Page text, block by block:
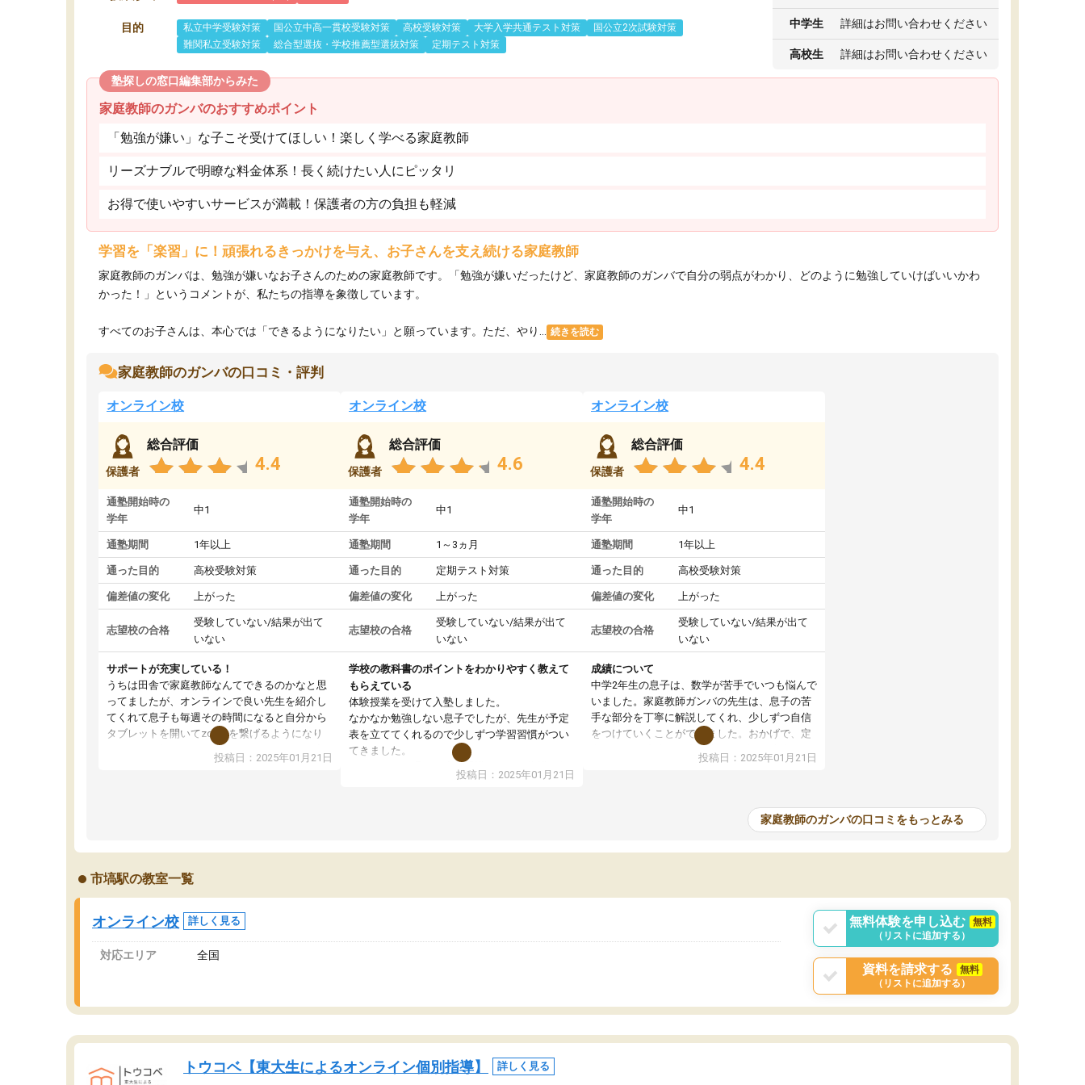
目的 私立中学受験対策 国公立中高一貫校受験対策 高校受験対策 大学入学共通テスト対策
国公立2次試験対策
難関私立受験対策
総合型選抜・学校推薦型選抜対策 定期テスト対策
中学生 詳細はお問い合わせください
高校生 詳細はお問い合わせください
塾探しの窓口編集部からみた
家庭教師のガンバのおすすめポイント
「勉強が嫌い」な子こそ受けてほしい！楽しく学べる家庭教師
リーズナブルで明瞭な料金体系！長く続けたい人にピッタリ
お得で使いやすいサービスが満載！保護者の方の負担も軽減
学習を「楽習」に！頑張れるきっかけを与え、お子さんを支え続ける家庭教師
家庭教師のガンバは、勉強が嫌いなお子さんのための家庭教師です。「勉強が嫌いだったけど、家庭教師のガンバで自分の弱点がわかり、どのように勉強していけばいいかわ
かった！」というコメントが、私たちの指導を象徴しています。
すべてのお子さんは、本心では「できるようになりたい」と願っています。ただ、やり... 続きを読む
家庭教師のガンバの口コミ・評判
オンライン校
保護者
総合評価
4.4
通塾開始時の
学年
中1
通塾期間 1年以上
通った目的 高校受験対策
偏差値の変化 上がった
志望校の合格
受験していない/結果が出て
いない
サポートが充実している！
うちは田舎で家庭教師なんてできるのかなと思
ってましたが、オンラインで良い先生を紹介し
てくれて息子も毎週その時間になると自分から
タブレットを開いてzoomを繋げるようになり
ました！5科目なんでもOKなのもとても気に入
投稿日：2025年01月21日
オンライン校
保護者
総合評価
4.6
通塾開始時の
学年
中1
通塾期間 1～3ヵ月
通った目的 定期テスト対策
偏差値の変化 上がった
志望校の合格
受験していない/結果が出て
いない
学校の教科書のポイントをわかりやすく教えて
もらえている
体験授業を受けて入塾しました。
なかなか勉強しない息子でしたが、先生が予定
表を立ててくれるので少しずつ学習習慣がつい
てきました。
オンラインで週に一度の受講ですが、指導が無
い日も予定表に基づいて勉強したり、LINEでわ
投稿日：2025年01月21日
オンライン校
保護者
総合評価
4.4
通塾開始時の
学年
中1
通塾期間 1年以上
通った目的 高校受験対策
偏差値の変化 上がった
志望校の合格
受験していない/結果が出て
いない
成績について
中学2年生の息子は、数学が苦手でいつも悩んで
いました。家庭教師ガンバの先生は、息子の苦
手な部分を丁寧に解説してくれ、少しずつ自信
をつけていくことができました。おかげで、定
期テストの成績が10点以上アップし、本人もと
投稿日：2025年01月21日
家庭教師のガンバの口コミをもっとみる
市塙駅の教室一覧
オンライン校 詳しく見る
対応エリア 全国
無料体験を申し込む
無料
（リストに追加する）
資料を請求する
無料
（リストに追加する）
トウコベ【東大生によるオンライン個別指導】 詳しく見る